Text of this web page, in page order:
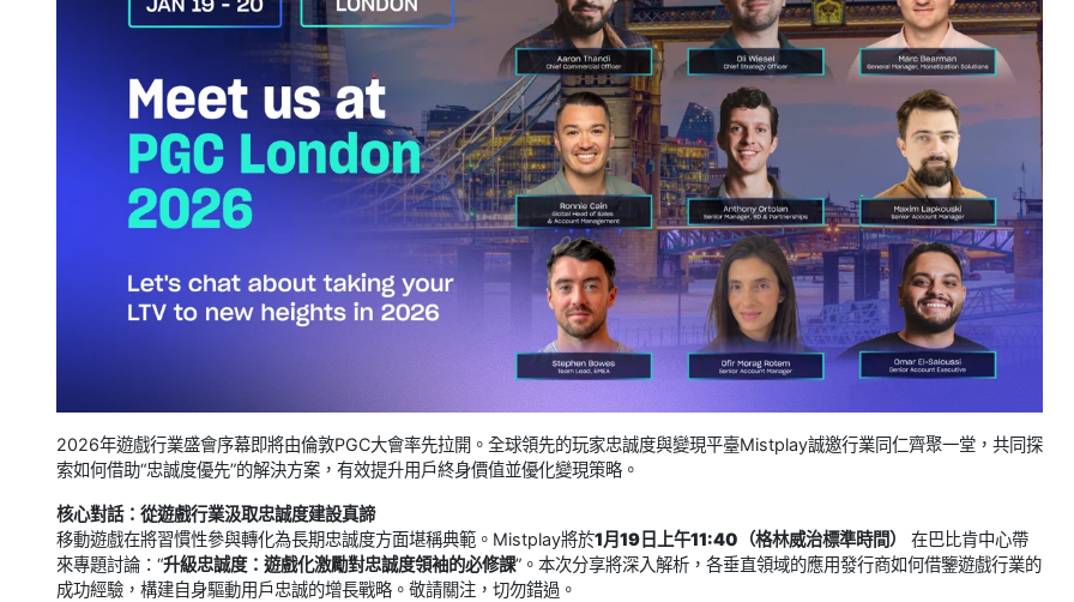
2026年遊戲行業盛會序幕即將由倫敦PGC大會率先拉開。全球領先的玩家忠誠度與變現平臺Mistplay誠邀行業同仁齊聚一堂，共同探
索如何借助“忠誠度優先”的解決方案，有效提升用戶終身價值並優化變現策略。
核心對話：從遊戲行業汲取忠誠度建設真諦
移動遊戲在將習慣性參與轉化為長期忠誠度方面堪稱典範。Mistplay將於1月19日上午11:40（格林威治標準時間）
在巴比肯中心帶
來專題討論：“升級忠誠度：遊戲化激勵對忠誠度領袖的必修課”。本次分享將深入解析，各垂直領域的應用發行商如何借鑒遊戲行業的
成功經驗，構建自身驅動用戶忠誠的增長戰略。敬請關注，切勿錯過。